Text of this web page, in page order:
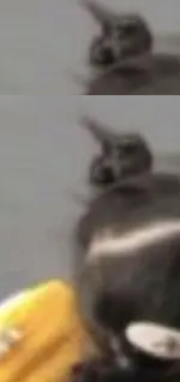
T
一
已
模
AI
工
、